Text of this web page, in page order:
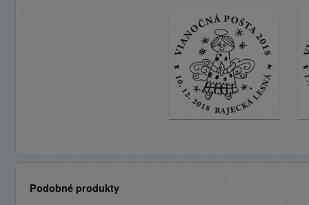
Podobné produkty